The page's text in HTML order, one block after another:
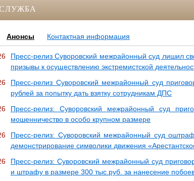
Анонсы Контактная информация
Пресс-релиз Суворовский межрайонный суд лишил
призывы к осуществлению экстремистской
Пресс-релиз Суворовский межрайонный суд
рублей за попытку дать взятку сотрудникам ДПС
Пресс-релиз: Суворовский межрайонный суд
мошенничество в особо крупном размере
Пресс-релиз: Суворовский межрайонный суд
демонстрирование символики движения
Пресс-релиз: Суворовский межрайонный суд
и штрафу в размере 300 тыс.руб. за нанесение